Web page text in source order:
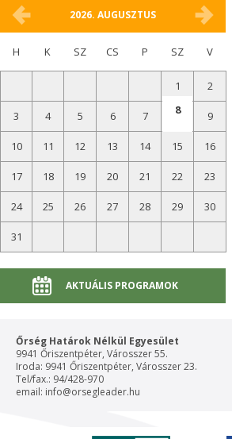
2026. AUGUSZTUS
H K SZ CS P SZ V
1 2
3 4 5 6 7 8 9
10 11 12 13 14 15 16
17 18 19 20 21 22 23
24 25 26 27 28 29 30
31
AKTUÁLIS PROGRAMOK
Őrség Határok Nélkül Egyesület
9941 Őriszentpéter, Városszer 55.
Iroda: 9941 Őriszentpéter, Városszer 23.
Tel/fax.: 94/428-970
email: info@orsegleader.hu